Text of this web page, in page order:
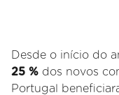
Desde o início do
25 % dos novos
Portugal